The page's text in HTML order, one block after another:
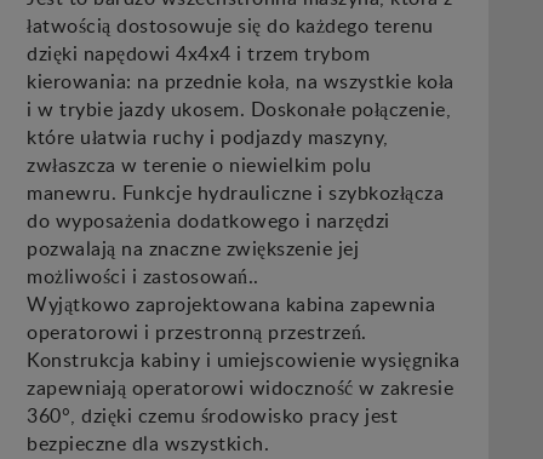
łatwością dostosowuje się do każdego terenu
dzięki napędowi 4x4x4 i trzem trybom
kierowania: na przednie koła, na wszystkie koła
i w trybie jazdy ukosem. Doskonałe połączenie,
które ułatwia ruchy i podjazdy maszyny,
zwłaszcza w terenie o niewielkim polu
manewru. Funkcje hydrauliczne i szybkozłącza
do wyposażenia dodatkowego i narzędzi
pozwalają na znaczne zwiększenie jej
możliwości i zastosowań..
Wyjątkowo zaprojektowana kabina zapewnia
operatorowi i przestronną przestrzeń.
Konstrukcja kabiny i umiejscowienie wysięgnika
zapewniają operatorowi widoczność w zakresie
360°, dzięki czemu środowisko pracy jest
bezpieczne dla wszystkich.